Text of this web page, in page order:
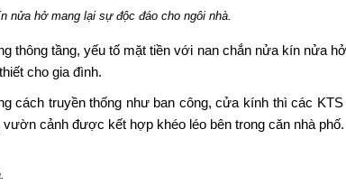
nửa hở mang lại sự độc đáo cho ngôi nhà.
thông tầng, yếu tố mặt tiền với nan chắn nửa kín nửa
cho gia đình.
cách truyền thống như ban công, cửa kính thì các
cảnh được kết hợp khéo léo bên trong căn nhà phố.